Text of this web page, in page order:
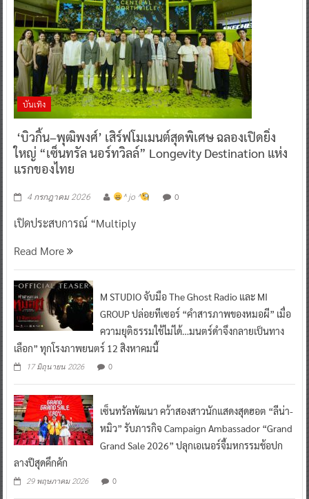
บันเทิง
‘บิวกิ้น–พุฒิพงศ์’ เสิร์ฟโมเมนต์สุดพิเศษ ฉลองเปิดยิ่ง
ใหญ่ “เซ็นทรัล นอร์ทวิลล์” Longevity Destination แห่ง
แรกของไทย
4 กรกฎาคม 2026 ^ jo ^ 0
เปิดประสบการณ์ “Multiply
Read More
M STUDIO จับมือ The Ghost Radio และ MI
GROUP ปล่อยทีเซอร์ “คำสารภาพของหมอผี” เมื่อ
ความยุติธรรมใช้ไม่ได้…มนตร์ดำจึงกลายเป็นทาง
เลือก” ทุกโรงภาพยนตร์ 12 สิงหาคมนี้
17 มิถุนายน 2026 0
เซ็นทรัลพัฒนา คว้าสองสาวนักแสดงสุดฮอต “ลีน่า-
หมิว” รับภารกิจ Campaign Ambassador “Grand
Grand Sale 2026” ปลุกเอเนอร์จี้มหกรรมช้อปก
ลางปีสุดคึกคัก
29 พฤษภาคม 2026 0